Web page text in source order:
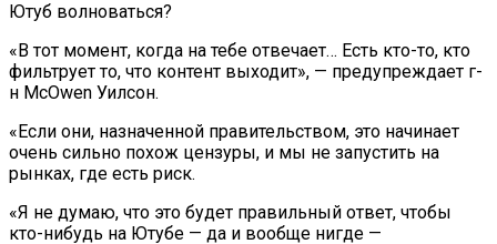
Ютуб волноваться?
«В тот момент, когда на тебе отвечает… Есть кто-то, кто
фильтрует то, что контент выходит», — предупреждает г-
н McOwen Уилсон.
«Если они, назначенной правительством, это начинает
очень сильно похож цензуры, и мы не запустить на
рынках, где есть риск.
«Я не думаю, что это будет правильный ответ, чтобы
кто-нибудь на Ютубе — да и вообще нигде —